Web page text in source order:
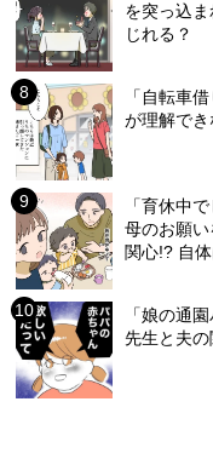
を突っ込
じれる？
「自転車
が理解で
「育休中
母のお願
関心!? 自
「娘の通
先生と夫